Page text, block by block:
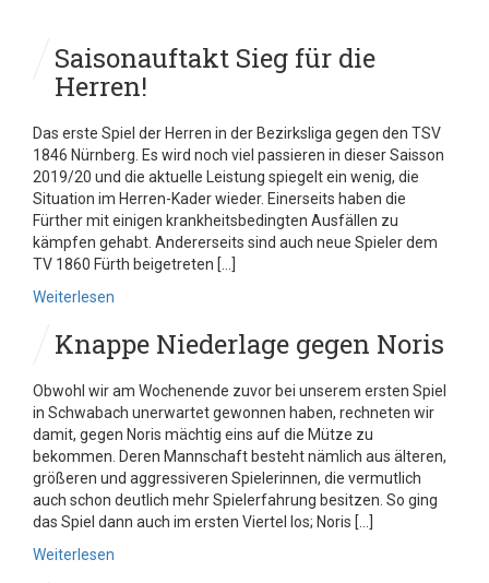
Saisonauftakt Sieg für die
Herren!
Das erste Spiel der Herren in der Bezirksliga gegen den TSV
1846 Nürnberg. Es wird noch viel passieren in dieser Saisson
2019/20 und die aktuelle Leistung spiegelt ein wenig, die
Situation im Herren-Kader wieder. Einerseits haben die
Fürther mit einigen krankheitsbedingten Ausfällen zu
kämpfen gehabt. Andererseits sind auch neue Spieler dem
TV 1860 Fürth beigetreten […]
Weiterlesen
Knappe Niederlage gegen Noris
Obwohl wir am Wochenende zuvor bei unserem ersten Spiel
in Schwabach unerwartet gewonnen haben, rechneten wir
damit, gegen Noris mächtig eins auf die Mütze zu
bekommen. Deren Mannschaft besteht nämlich aus älteren,
größeren und aggressiveren Spielerinnen, die vermutlich
auch schon deutlich mehr Spielerfahrung besitzen. So ging
das Spiel dann auch im ersten Viertel los; Noris […]
Weiterlesen